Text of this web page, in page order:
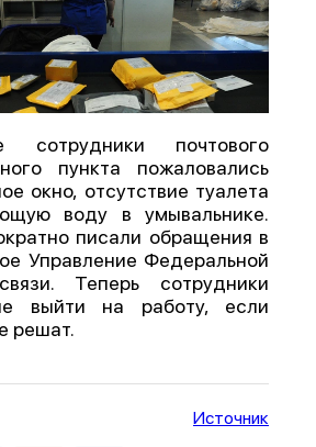
Справочник
API
О проекте
конфиденциальностипочтового
пункта пожаловались
окно, отсутствие туалета
воду в умывальнике.
писали обращения в
Управление Федеральной
Теперь сотрудники
выйти на работу, если
решат.
Источник